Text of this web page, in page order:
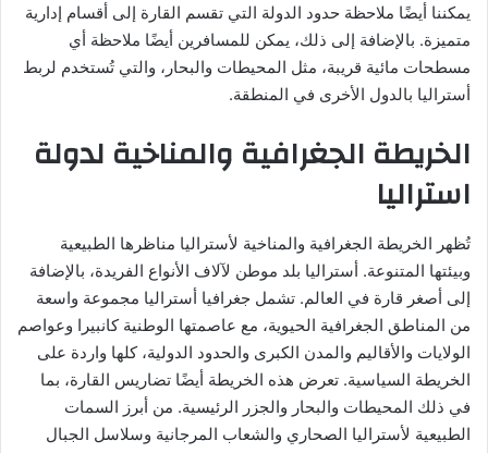
يمكننا أيضًا ملاحظة حدود الدولة التي تقسم القارة إلى أقسام إدارية
متميزة. بالإضافة إلى ذلك، يمكن للمسافرين أيضًا ملاحظة أي
مسطحات مائية قريبة، مثل المحيطات والبحار، والتي تُستخدم لربط
أستراليا بالدول الأخرى في المنطقة.
الخريطة الجغرافية والمناخية لدولة
استراليا
تُظهر الخريطة الجغرافية والمناخية لأستراليا مناظرها الطبيعية
وبيئتها المتنوعة. أستراليا بلد موطن لآلاف الأنواع الفريدة، بالإضافة
إلى أصغر قارة في العالم. تشمل جغرافيا أستراليا مجموعة واسعة
من المناطق الجغرافية الحيوية، مع عاصمتها الوطنية كانبيرا وعواصم
الولايات والأقاليم والمدن الكبرى والحدود الدولية، كلها واردة على
الخريطة السياسية. تعرض هذه الخريطة أيضًا تضاريس القارة، بما
في ذلك المحيطات والبحار والجزر الرئيسية. من أبرز السمات
الطبيعية لأستراليا الصحاري والشعاب المرجانية وسلاسل الجبال